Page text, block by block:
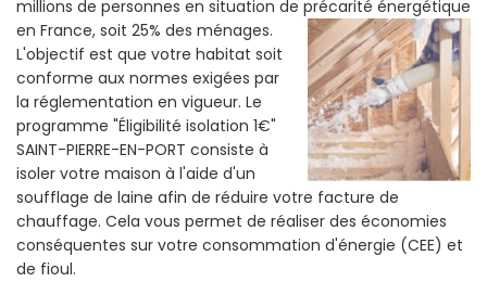
millions de personnes en situation de précarité énergétique
en France, soit 25% des ménages.
L'objectif est que votre habitat soit
conforme aux normes exigées par
la réglementation en vigueur. Le
programme "Éligibilité isolation 1€"
SAINT-PIERRE-EN-PORT consiste à
isoler votre maison à l'aide d'un
soufflage de laine afin de réduire votre facture de
chauffage. Cela vous permet de réaliser des économies
conséquentes sur votre consommation d'énergie (CEE) et
de fioul.